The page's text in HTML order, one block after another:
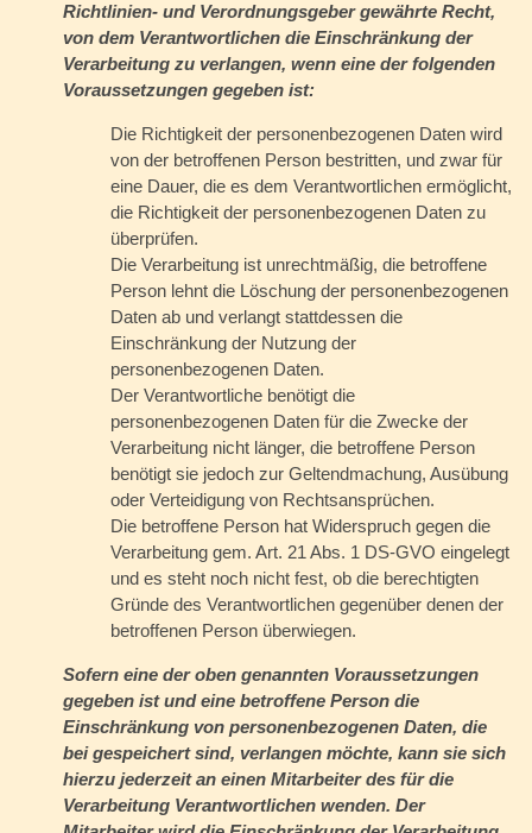
Richtlinien- und Verordnungsgeber gewährte Recht,
von dem Verantwortlichen die Einschränkung der
Verarbeitung zu verlangen, wenn eine der folgenden
Voraussetzungen gegeben ist:
Die Richtigkeit der personenbezogenen Daten wird
von der betroffenen Person bestritten, und zwar für
eine Dauer, die es dem Verantwortlichen ermöglicht,
die Richtigkeit der personenbezogenen Daten zu
überprüfen.
Die Verarbeitung ist unrechtmäßig, die betroffene
Person lehnt die Löschung der personenbezogenen
Daten ab und verlangt stattdessen die
Einschränkung der Nutzung der
personenbezogenen Daten.
Der Verantwortliche benötigt die
personenbezogenen Daten für die Zwecke der
Verarbeitung nicht länger, die betroffene Person
benötigt sie jedoch zur Geltendmachung, Ausübung
oder Verteidigung von Rechtsansprüchen.
Die betroffene Person hat Widerspruch gegen die
Verarbeitung gem. Art. 21 Abs. 1 DS-GVO eingelegt
und es steht noch nicht fest, ob die berechtigten
Gründe des Verantwortlichen gegenüber denen der
betroffenen Person überwiegen.
Sofern eine der oben genannten Voraussetzungen
gegeben ist und eine betroffene Person die
Einschränkung von personenbezogenen Daten, die
bei gespeichert sind, verlangen möchte, kann sie sich
hierzu jederzeit an einen Mitarbeiter des für die
Verarbeitung Verantwortlichen wenden. Der